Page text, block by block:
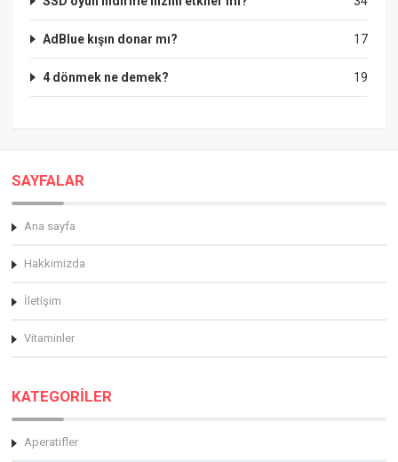
17
AdBlue kışın donar mı?
19
4 dönmek ne demek?
SAYFALAR
Ana sayfa
Hakkimizda
İletişim
Vitaminler
KATEGORİLER
Aperatifler